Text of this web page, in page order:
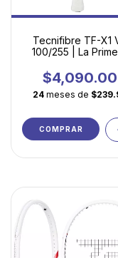
Tecnifibre TF-X1
100/255 | La
Tecnología
$4,090.00
24 meses de
COMPRAR